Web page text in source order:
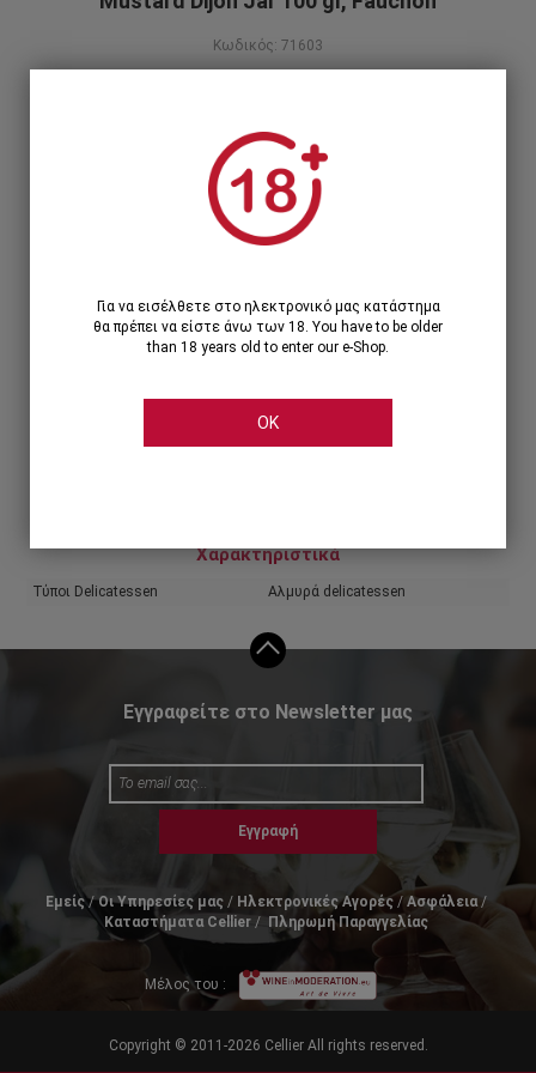
Κωδικός: 71603
Περιγραφή προϊόντος
Χαρακτηριστικά
Τύποι Delicatessen Αλμυρά delicatessen
Εγγραφείτε στο Newsletter μας
Εγγραφή
Εμείς Οι Υπηρεσίες μας Ηλεκτρονικές Αγορές
Ασφάλεια
Καταστήματα Cellier
Πληρωμή Παραγγελίας
Μέλος του :
Copyright © 2011-2026 Cellier All rights reserved.
Για να εισέλθετε στο ηλεκτρονικό μας κατάστημα
θα πρέπει να είστε άνω των 18. You have to be older
than 18 years old to enter our e-Shop.
OK